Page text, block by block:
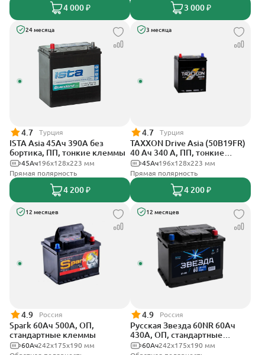
4 000 ₽ 3 000 ₽
24 месяца
4.7 Турция
ISTA Asia 45Ач 390А без
бортика, ПП, тонкие клеммы
196х128х223 мм
45Ач
Прямая полярность
4 200 ₽
3 месяца
4.7 Турция
TAXXON Drive Asia (50B19FR)
40 Ач 340 А, ПП, тонкие
клеммы196х128х223 мм
45Ач
Прямая полярность
4 200 ₽
12 месяцев
4.9 Россия
Spark 60Ач 500А, ОП,
стандартные клеммы
242х175х190 мм
60Ач
12 месяцев
4.9 Россия
Русская Звезда 60NR 60Ач
430А, ОП, стандартные
клеммы242x175x190 мм
60Ач